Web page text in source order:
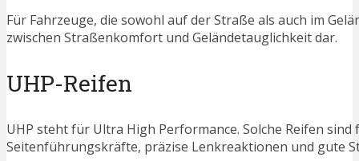
Für Fahrzeuge, die sowohl auf der Straße als auch im
zwischen Straßenkomfort und Geländetauglichkeit dar.
UHP-Reifen
UHP steht für Ultra High Performance. Solche Reifen
Seitenführungskräfte, präzise Lenkreaktionen und gute